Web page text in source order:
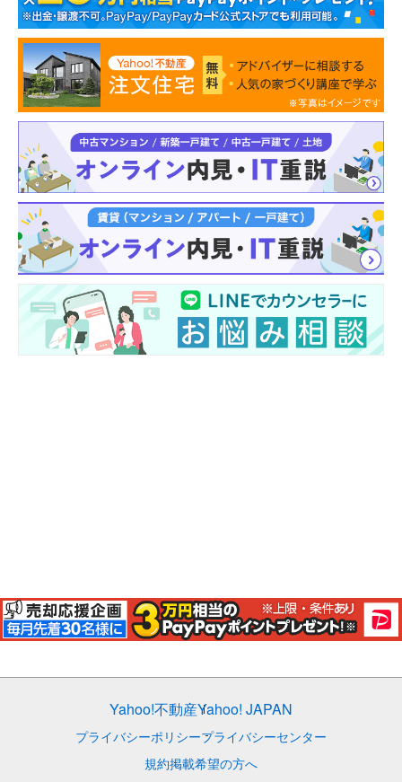
Yahoo!不動産Yahoo! JAPAN
プライバシーポリシープライバシーセンター
規約掲載希望の方へ